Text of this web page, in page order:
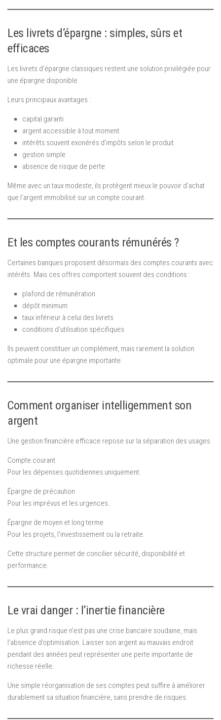
Les livrets d’épargne : simples, sûrs et
efficaces
Les livrets d’épargne classiques restent une solution privilégiée pour
une épargne disponible.
Leurs principaux avantages :
capital garanti
argent accessible à tout moment
intérêts souvent exonérés d’impôts selon le produit
gestion simple
absence de risque de perte
Même avec un taux modeste, ils protègent mieux le pouvoir d’achat
que l’argent immobilisé sur un compte courant.
Et les comptes courants rémunérés ?
Certaines banques proposent désormais des comptes courants avec
intérêts. Mais ces offres comportent souvent des conditions :
plafond de rémunération
dépôt minimum
taux inférieur à celui des livrets
conditions d’utilisation spécifiques
Ils peuvent constituer un complément, mais rarement la solution
optimale pour une épargne importante.
Comment organiser intelligemment son
argent
Une gestion financière efficace repose sur la séparation des usages.
Compte courant
Pour les dépenses quotidiennes uniquement.
Épargne de précaution
Pour les imprévus et les urgences.
Épargne de moyen et long terme
Pour les projets, l’investissement ou la retraite.
Cette structure permet de concilier sécurité, disponibilité et
performance.
Le vrai danger : l’inertie financière
Le plus grand risque n’est pas une crise bancaire soudaine, mais
l’absence d’optimisation. Laisser son argent au mauvais endroit
pendant des années peut représenter une perte importante de
richesse réelle.
Une simple réorganisation de ses comptes peut suffire à améliorer
durablement sa situation financière, sans prendre de risques.